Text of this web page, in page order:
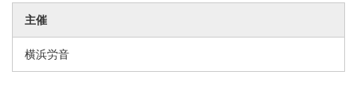
主催
横浜労音